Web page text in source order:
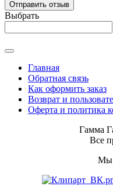
Выбрать
Главная
Обратная связь
Как оформить заказ
Возврат и
Оферта и политика
Гамма
Все
Мы